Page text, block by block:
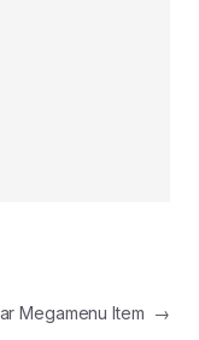
Megamenu Item →